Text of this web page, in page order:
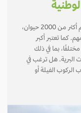
تُعد حديقة حيوانات بنغلاديش الوطنية، التي تضم أكثر من 2000 حيوان،
كما تعتبر أكبر
فهي تضم 165 نوعًا مختلفًا، بما في ذلك
البرية. هل ترغب في
الفيلة أو